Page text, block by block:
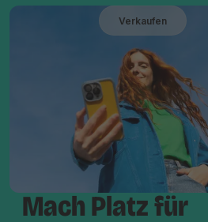
Verkaufen
Mach Platz für